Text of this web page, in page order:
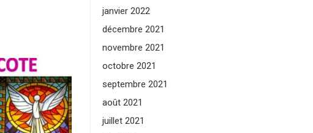
janvier 2022
décembre 2021
novembre 2021
octobre 2021
septembre 2021
août 2021
juillet 2021